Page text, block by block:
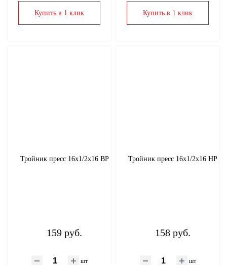
Купить в 1 клик Купить в 1 клик
Тройник пресс 16х1/2х16 ВР
159 руб.
шт
Тройник пресс 16х1/2х16 НР
158 руб.
шт